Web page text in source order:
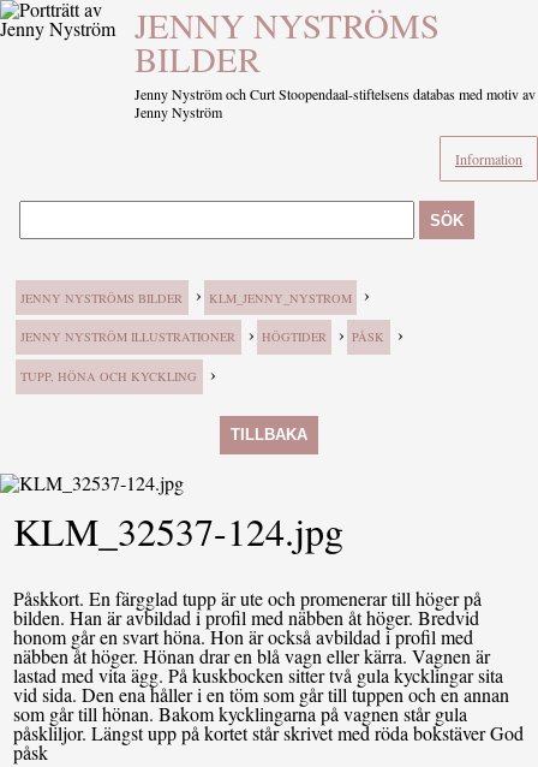
JENNY NYSTRÖMS
BILDER
Jenny Nyström och Curt Stoopendaal-stiftelsens databas med motiv av
Jenny Nyström
Information
SÖK
JENNY NYSTRÖMS BILDER › KLM_JENNY_NYSTROM ›
JENNY NYSTRÖM ILLUSTRATIONER › HÖGTIDER › PÅSK ›
TUPP, HÖNA OCH KYCKLING ›
TILLBAKA
KLM_32537-124.jpg
Påskkort. En färgglad tupp är ute och promenerar till höger på
bilden. Han är avbildad i profil med näbben åt höger. Bredvid
honom går en svart höna. Hon är också avbildad i profil med
näbben åt höger. Hönan drar en blå vagn eller kärra. Vagnen är
lastad med vita ägg. På kuskbocken sitter två gula kycklingar sita
vid sida. Den ena håller i en töm som går till tuppen och en annan
som går till hönan. Bakom kycklingarna på vagnen står gula
påskliljor. Längst upp på kortet står skrivet med röda bokstäver God
påsk